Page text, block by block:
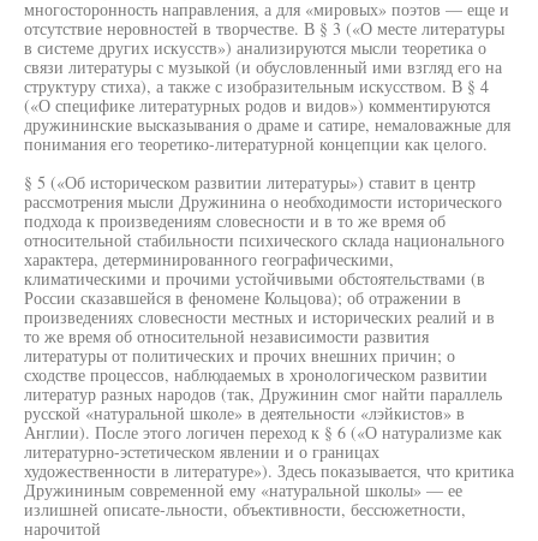
многосторонность направления, а для «мировых» поэтов — еще и
отсутствие неровностей в творчестве. В § 3 («О месте литературы
в системе других искусств») анализируются мысли теоретика о
связи литературы с музыкой (и обусловленный ими взгляд его на
структуру стиха), а также с изобразительным искусством. В § 4
(«О специфике литературных родов и видов») комментируются
дружининские высказывания о драме и сатире, немаловажные для
понимания его теоретико-литературной концепции как целого.
§ 5 («Об историческом развитии литературы») ставит в центр
рассмотрения мысли Дружинина о необходимости исторического
подхода к произведениям словесности и в то же время об
относительной стабильности психического склада национального
характера, детерминированного географическими,
климатическими и прочими устойчивыми обстоятельствами (в
России сказавшейся в феномене Кольцова); об отражении в
произведениях словесности местных и исторических реалий и в
то же время об относительной независимости развития
литературы от политических и прочих внешних причин; о
сходстве процессов, наблюдаемых в хронологическом развитии
литератур разных народов (так, Дружинин смог найти параллель
русской «натуральной школе» в деятельности «лэйкистов» в
Англии). После этого логичен переход к § 6 («О натурализме как
литературно-эстетическом явлении и о границах
художественности в литературе»). Здесь показывается, что критика
Дружининым современной ему «натуральной школы» — ее
излишней описате-льности, объективности, бессюжетности,
нарочитой